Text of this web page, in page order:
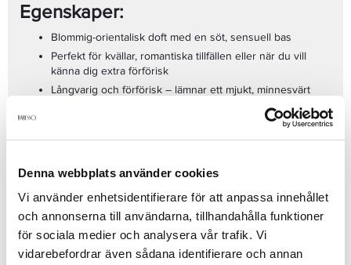
Denna webbplats använder cookies
Vi använder enhetsidentifierare för att anpassa innehållet
och annonserna till användarna, tillhandahålla funktioner
för sociala medier och analysera vår trafik. Vi
vidarebefordrar även sådana identifierare och annan
Egenskaper:
Blommig-orientalisk doft med en söt, sensuell bas
Perfekt för kvällar, romantiska tillfällen eller när du vill
känna dig extra förförisk
Långvarig och förförisk – lämnar ett mjukt, minnesvärt
Den ikoniska flaska designad som ett äpple – en hyllning
till magi och fantasi
magi – en doft för den romantiska och förföriska kvinnan som
Se mer